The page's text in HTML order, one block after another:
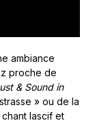
ambiance
proche de
& Sound in
» ou de la
chant lascif et